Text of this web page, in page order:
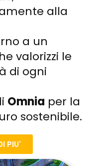
alla
a un
valorizzi le
di ogni
Omnia per la
sostenibile.
PIU'